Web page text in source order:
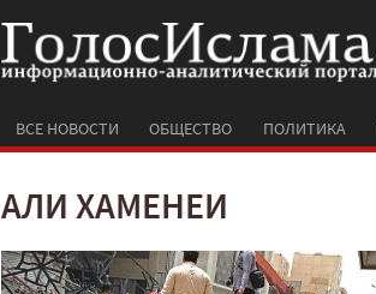
ВСЕ НОВОСТИ ОБЩЕСТВО ПОЛИТИКА
АЛИ ХАМЕНЕИ